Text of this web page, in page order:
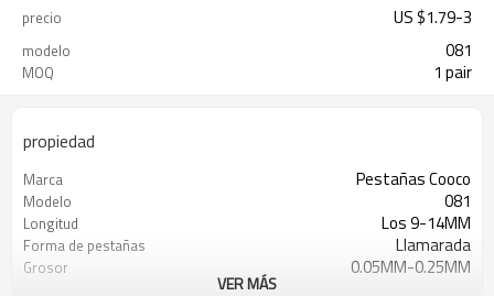
precio US $1.79-3
modelo 081
MOQ 1 pair
propiedad
Marca Pestañas Cooco
Modelo 081
Longitud Los 9-14MM
Forma de pestañas Llamarada
Grosor 0.05MM-0.25MM
VER MÁS